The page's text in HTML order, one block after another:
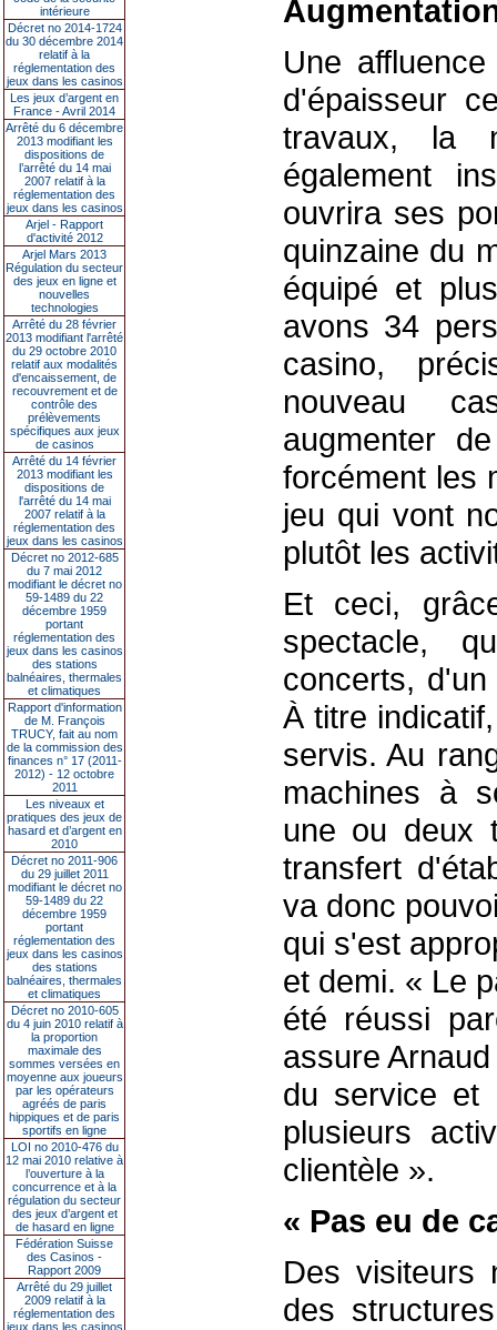
intérieure
Décret no 2014-1724
du 30 décembre 2014
relatif à la
réglementation des
jeux dans les casinos
Les jeux d’argent en
France - Avril 2014
Arrêté du 6 décembre
2013 modifiant les
dispositions de
l’arrêté du 14 mai
2007 relatif à la
réglementation des
jeux dans les casinos
Arjel - Rapport
d'activité 2012
Arjel Mars 2013
Régulation du secteur
des jeux en ligne et
nouvelles
technologies
Arrêté du 28 février
2013 modifiant l'arrêté
du 29 octobre 2010
relatif aux modalités
d'encaissement, de
recouvrement et de
contrôle des
prélèvements
spécifiques aux jeux
de casinos
Arrêté du 14 février
2013 modifiant les
dispositions de
l'arrêté du 14 mai
2007 relatif à la
réglementation des
jeux dans les casinos
Décret no 2012-685
du 7 mai 2012
modifiant le décret no
59-1489 du 22
décembre 1959
portant
réglementation des
jeux dans les casinos
des stations
balnéaires, thermales
et climatiques
Rapport d'information
de M. François
TRUCY, fait au nom
de la commission des
finances n° 17 (2011-
2012) - 12 octobre
2011
Les niveaux et
pratiques des jeux de
hasard et d’argent en
2010
Décret no 2011-906
du 29 juillet 2011
modifiant le décret no
59-1489 du 22
décembre 1959
portant
réglementation des
jeux dans les casinos
des stations
balnéaires, thermales
et climatiques
Décret no 2010-605
du 4 juin 2010 relatif à
la proportion
maximale des
sommes versées en
moyenne aux joueurs
par les opérateurs
agréés de paris
hippiques et de paris
sportifs en ligne
LOI no 2010-476 du
12 mai 2010 relative à
l’ouverture à la
concurrence et à la
régulation du secteur
des jeux d’argent et
de hasard en ligne
Fédération Suisse
des Casinos -
Rapport 2009
Arrêté du 29 juillet
2009 relatif à la
réglementation des
jeux dans les casinos
Une
d'épaisseur
travaux, la
également
ouvrira ses
quinzaine du
équipé et
avons 34
casino,
nouveau
augmenter
forcément les
jeu qui vont
plutôt les
Et ceci,
spectacle,
concerts,
À titre
servis. Au
machines à
une ou deux
transfert
va donc
qui s'est
et demi. « Le
été réussi
assure
du service et
plusieurs
clientèle ».
« Pas eu de
Des visiteurs
des